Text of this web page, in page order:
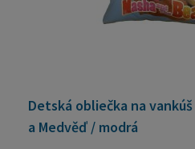
Detská obliečka na vankúš
a Medvěď / modrá